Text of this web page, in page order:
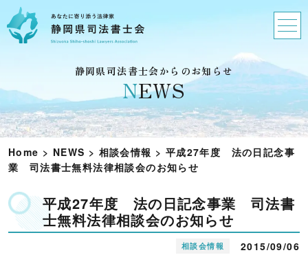
静岡県司法書士会からのお知らせ
NEWS
Home > NEWS > 相談会情報 > 平成27年度 法の日記念事
業 司法書士無料法律相談会のお知らせ
平成27年度 法の日記念事業 司法書
士無料法律相談会のお知らせ
相談会情報 2015/09/06